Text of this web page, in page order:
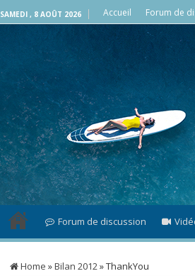
SAMEDI , 8 AOÛT 2026 Accueil Forum de
Forum de discussion
Home »Bilan 2012»ThankYou